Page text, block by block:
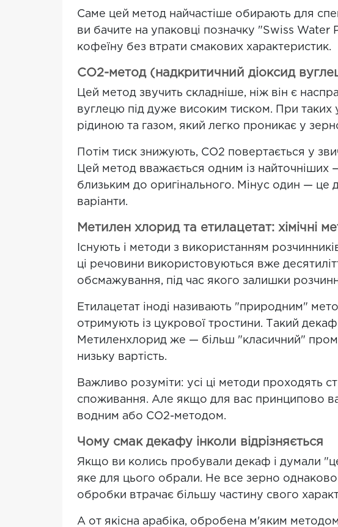
Саме цей метод найчастіше обирають для
ви бачите на упаковці позначку "Swiss Water
кофеїну без втрати смакових характеристик.
CO2-метод (надкритичний діоксид
Цей метод звучить складніше, ніж він є
вуглецю під дуже високим тиском. При
рідиною та газом, який легко проникає у
Потім тиск знижують, CO2 повертається у
Цей метод вважається одним із найточніших
близьким до оригінального. Мінус один — це
варіанти.
Метилен хлорид та етилацетат: хімічні
Існують і методи з використанням
ці речовини використовуються вже
обсмажування, під час якого залишки
Етилацетат іноді називають "природним"
отримують із цукрової тростини. Такий
Метиленхлорид же — більш "класичний"
низьку вартість.
Важливо розуміти: усі ці методи проходять
споживання. Але якщо для вас принципово
водним або CO2-методом.
Чому смак декафу інколи відрізняється
Якщо ви колись пробували декаф і думали
яке для цього обрали. Не все зерно
обробки втрачає більшу частину свого
А от якісна арабіка, обробена м'яким